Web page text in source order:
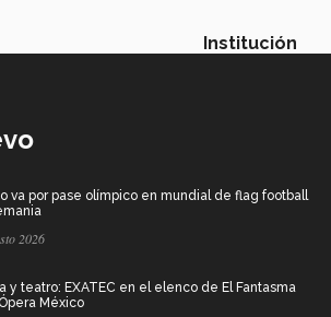
Institución
va por pase olímpico en mundial de flag football
2026
y teatro: EXATEC en el elenco de El Fantasma
México